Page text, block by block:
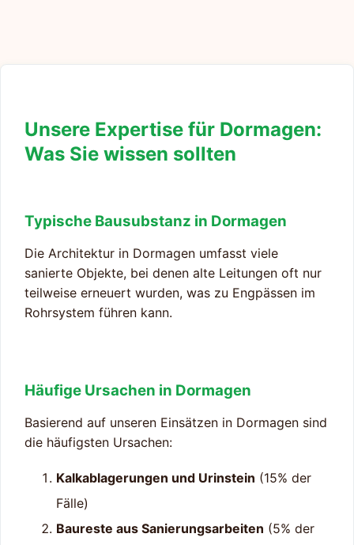
Unsere Expertise für Dormagen:
Was Sie wissen sollten
Typische Bausubstanz in Dormagen
Die Architektur in Dormagen umfasst viele
sanierte Objekte, bei denen alte Leitungen oft nur
teilweise erneuert wurden, was zu Engpässen im
Rohrsystem führen kann.
Häufige Ursachen in Dormagen
Basierend auf unseren Einsätzen in Dormagen sind
die häufigsten Ursachen:
Kalkablagerungen und Urinstein (15% der
Fälle)
Baureste aus Sanierungsarbeiten (5% der